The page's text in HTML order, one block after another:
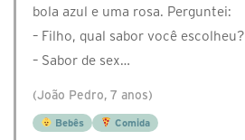
bola azul e uma rosa. Perguntei:
– Filho, qual sabor você escolheu?
– Sabor de sex…
(João Pedro, 7 anos)
Bebês Comida